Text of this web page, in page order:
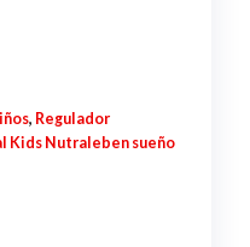
, Regulador
Kids Nutraleben sueño